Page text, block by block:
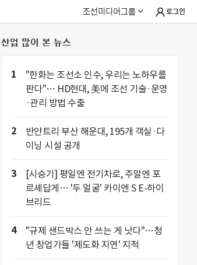
조선미디어그룹 로그인
산업 많이 본 뉴스